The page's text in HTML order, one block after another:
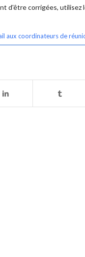
d'être corrigées, utilisez
aux coordinateurs de